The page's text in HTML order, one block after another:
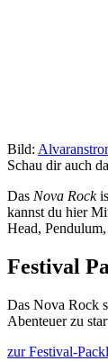
Bild:
Schau dir auch
Das Nova Rock
kannst du hier
Head,
Festival
Das Nova Rock
Abenteuer zu
zur Festival-